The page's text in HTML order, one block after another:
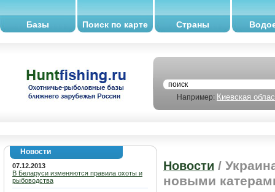
Базы Поиск по карте Страны
Например: Киевская
Новости
07.12.2013
В Беларуси изменяются правила охоты и
рыбоводства
Новости /
новыми